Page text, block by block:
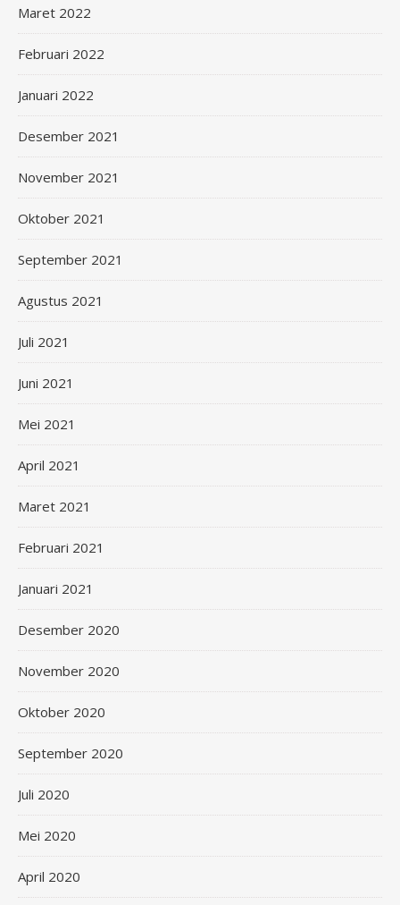
Maret 2022
Februari 2022
Januari 2022
Desember 2021
November 2021
Oktober 2021
September 2021
Agustus 2021
Juli 2021
Juni 2021
Mei 2021
April 2021
Maret 2021
Februari 2021
Januari 2021
Desember 2020
November 2020
Oktober 2020
September 2020
Juli 2020
Mei 2020
April 2020